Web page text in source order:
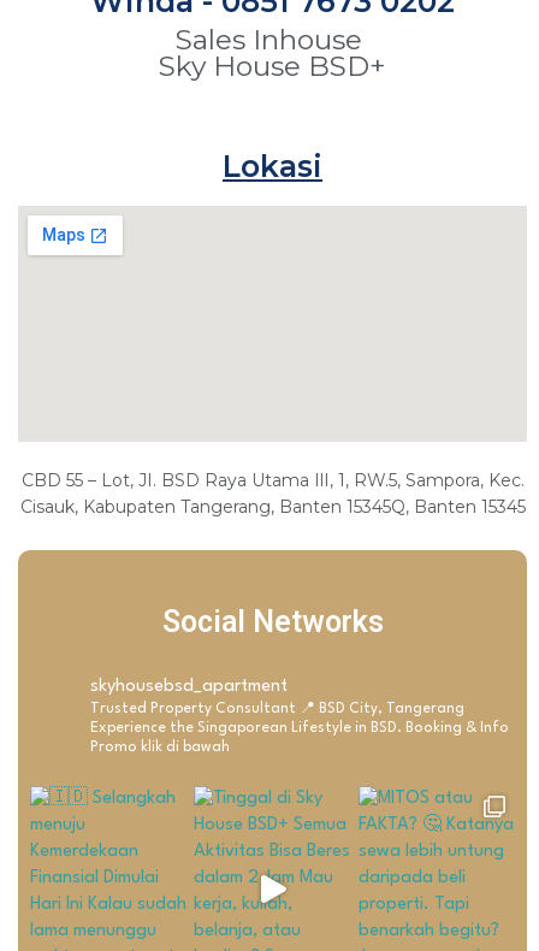
Sales Inhouse
Sky House BSD+
Lokasi
CBD 55 – Lot, JI. BSD Raya Utama IlI, 1, RW.5, Sampora, Kec.
Cisauk, Kabupaten Tangerang, Banten 15345Q, Banten 15345
Social Networks
skyhousebsd_apartment
Trusted Property Consultant 📍 BSD City, Tangerang
Experience the Singaporean Lifestyle in BSD. Booking & Info
Promo klik di bawah